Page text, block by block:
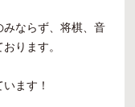
ならず、将棋、音
ります。
ます！